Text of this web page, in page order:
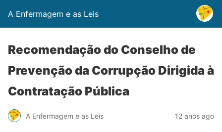
A Enfermagem e as Leis
Recomendação do Conselho de
Prevenção da Corrupção Dirigida à
Contratação Pública
A Enfermagem e as Leis 12 anos ago